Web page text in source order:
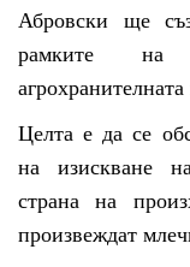
Абровски ще
рамките на
агрохранителната
Целта е да се
на изискване
страна на
произвеждат